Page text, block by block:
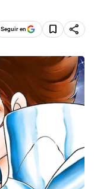
Seguir en